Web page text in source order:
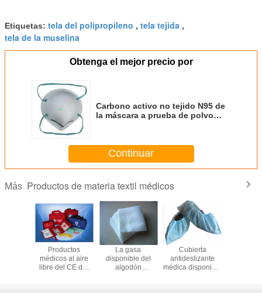
Etiquetas: tela del polipropileno , tela tejida ,
tela de la muselina
Obtenga el mejor precio por
Carbono activo no tejido N95 de
la máscara a prueba de polvo
Continuar
Más Productos de materia textil médicos
Productos
médicos al aire
libre del CE del
La gasa
disponible del
algodón
Cubierta
antideslizante
médica disponible